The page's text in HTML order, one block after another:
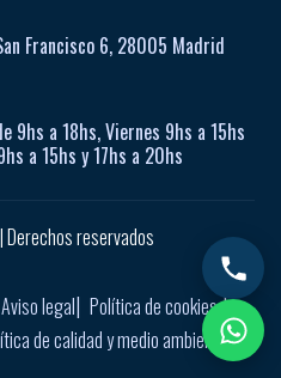
Francisco 6, 28005 Madrid
9hs a 18hs, Viernes 9hs a 15hs
a 15hs y 17hs a 20hs
reservados
Aviso legal|Política de cookies|
de calidad y medio ambiente